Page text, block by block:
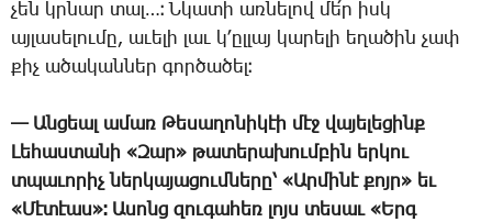
չեն կրնար տալ…։ Ն­կա­տի առ­նե­լով մե՛ր իսկ
այ­լա­սե­լու­մը, ա­ւե­լի լաւ կ­՚ըլ­լայ կա­րե­լի ե­ղա­ծին չափ
քիչ ա­ծա­կան­ներ գոր­ծա­ծել։
— Ան­ցեալ ա­մառ ­Թե­սա­ղո­նի­կէի մէջ վա­յե­լե­ցինք
­Լե­հաս­տա­նի «­Զար» թա­տե­րա­խում­բին եր­կու
տպա­ւո­րիչ ներ­կա­յա­ցում­նե­րը՝ «Ար­մի­նէ քոյր» եւ
«­Մէ­տէաս»։ Ա­սոնց զու­գա­հեռ լոյս տե­սաւ «Երգ